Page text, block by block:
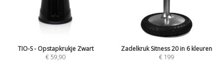
TIO-S - Opstapkrukje Zwart
€59,90
Zadelkruk Sitness 20 in 6 kleuren
€ 199